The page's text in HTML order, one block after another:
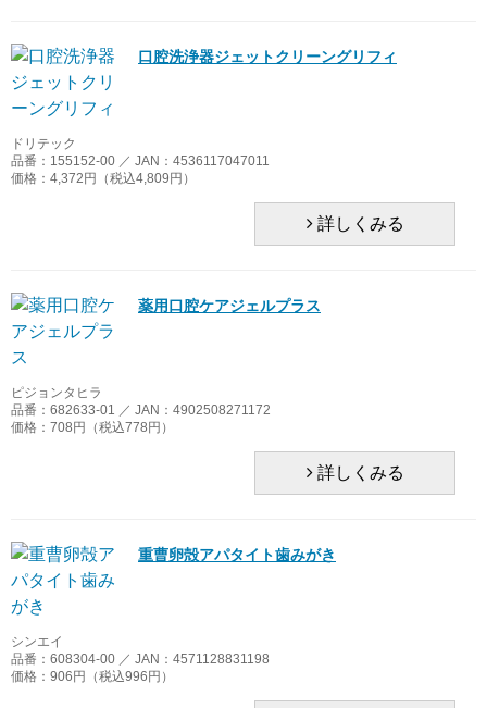
斉藤工業
サラヤ
ジェクス
玉川衛材
トライフ
ドリテック
白十字
口腔洗浄器ジェットクリーングリフィ
ドリテック
品番：155152-00 ／ JAN：4536117047011
価格：4,372円（税込4,809円）
詳しくみる
薬用口腔ケアジェルプラス
ピジョンタヒラ
品番：682633-01 ／ JAN：4902508271172
価格：708円（税込778円）
詳しくみる
重曹卵殻アパタイト歯みがき
シンエイ
品番：608304-00 ／ JAN：4571128831198
価格：906円（税込996円）